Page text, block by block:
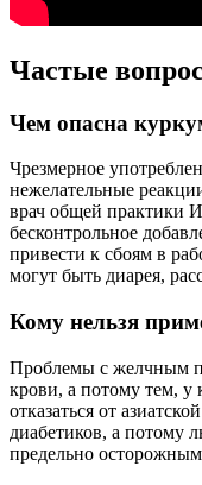
Частые
Чем опасна
Чрезмерное
нежелательные
врач общей практики
бесконтрольное
привести к сбоям в
могут быть диарея,
Кому нельзя
Проблемы с желчным
крови, а потому тем, у
отказаться от
диабетиков, а потому
предельно